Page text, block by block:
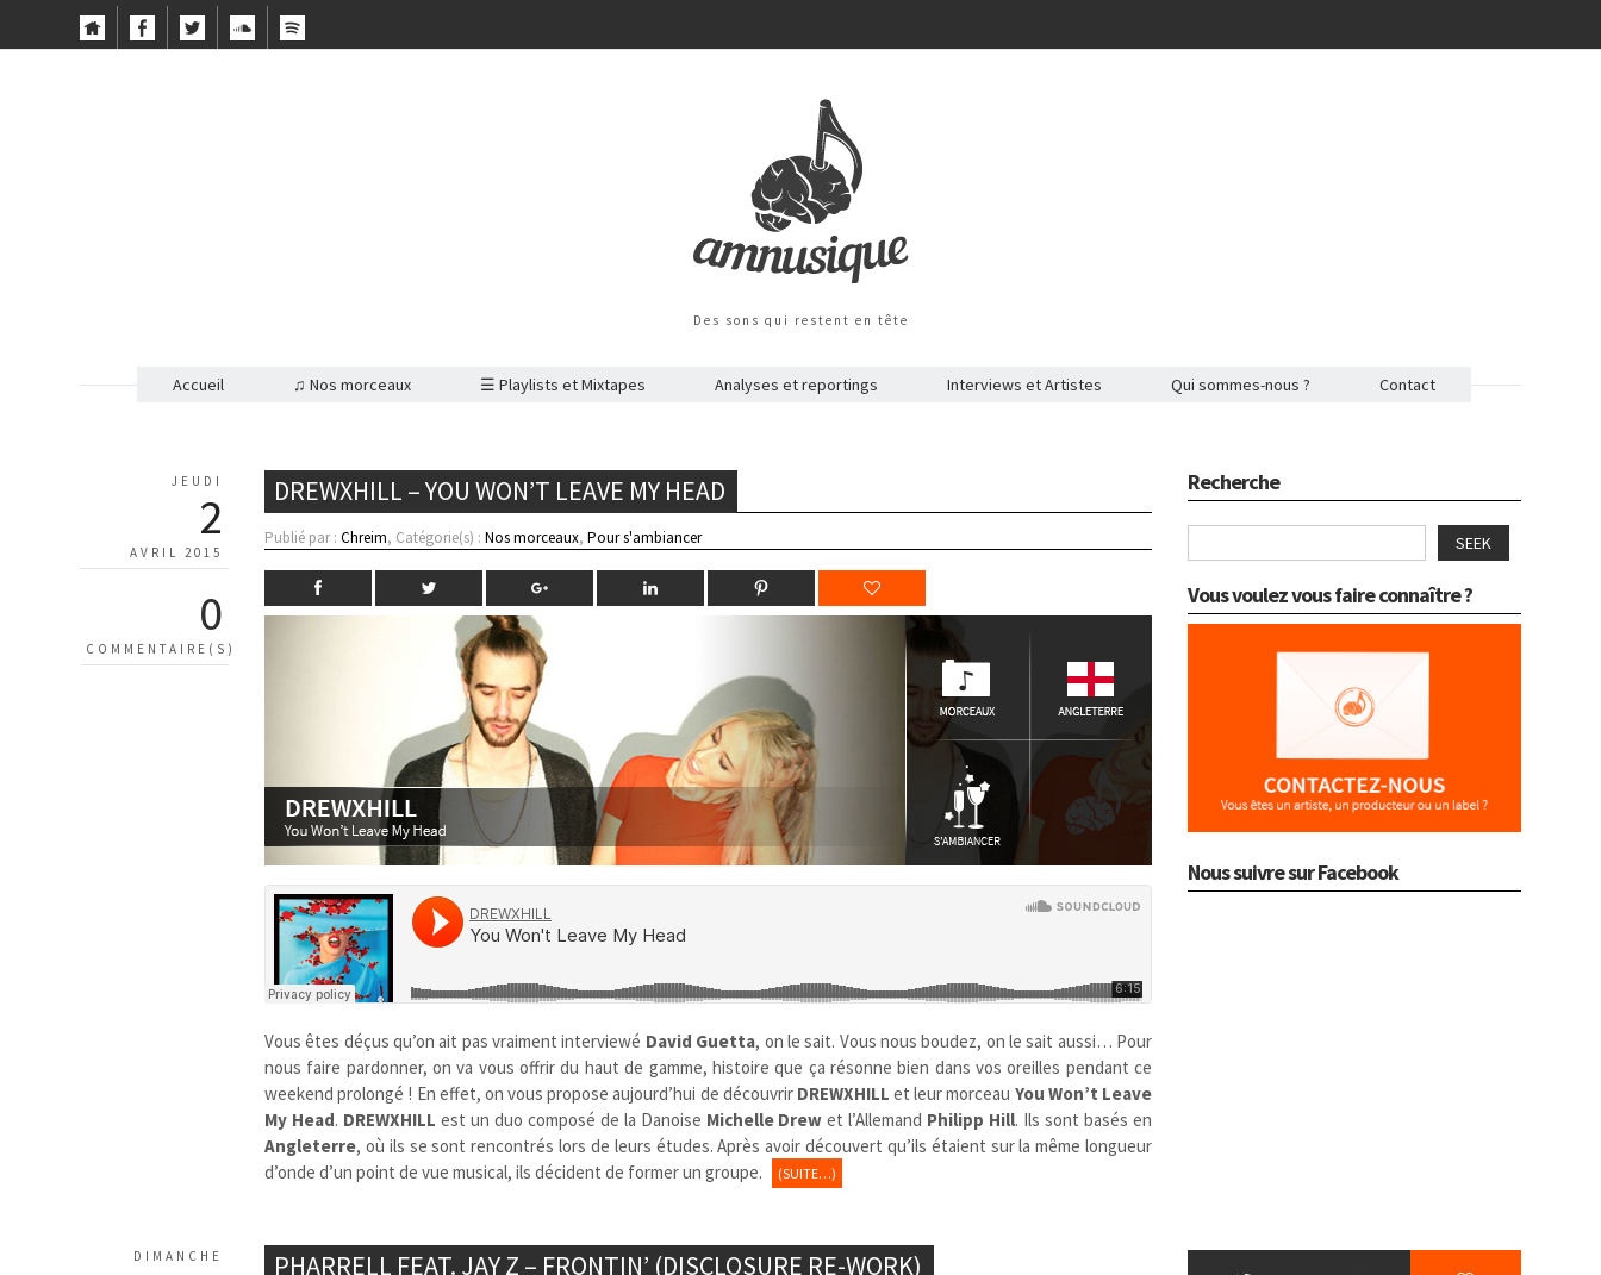
Des sons qui restent en tête
Accueil ♫ Nos morceaux ☰ Playlists et Mixtapes Analyses et reportings Interviews et Artistes Qui sommes-nous ? Contact
JEUDI
2
AVRIL 2015
0
COMMENTAIRE(S)
DREWXHILL – YOU WON’T LEAVE MY HEAD
Publié par :Chreim, Catégorie(s) :Nos morceaux,Pour s'ambiancer
Vous êtes déçus qu’on ait pas vraiment interviewé David Guetta, on le sait. Vous nous boudez, on le sait aussi… Pour
nous faire pardonner, on va vous offrir du haut de gamme, histoire que ça résonne bien dans vos oreilles pendant ce
weekend prolongé ! En effet, on vous propose aujourd’hui de découvrir DREWXHILL et leur morceau You Won’t Leave
My Head. DREWXHILL est un duo composé de la Danoise Michelle Drew et l’Allemand Philipp Hill. Ils sont basés en
Angleterre, où ils se sont rencontrés lors de leurs études. Après avoir découvert qu’ils étaient sur la même longueur
d’onde d’un point de vue musical, ils décident de former un groupe.
(SUITE…)
DIMANCHE PHARRELL FEAT. JAY Z – FRONTIN’ (DISCLOSURE RE-WORK)
Recherche
SEEK
Vous voulez vous faire connaître ?
Nous suivre sur Facebook